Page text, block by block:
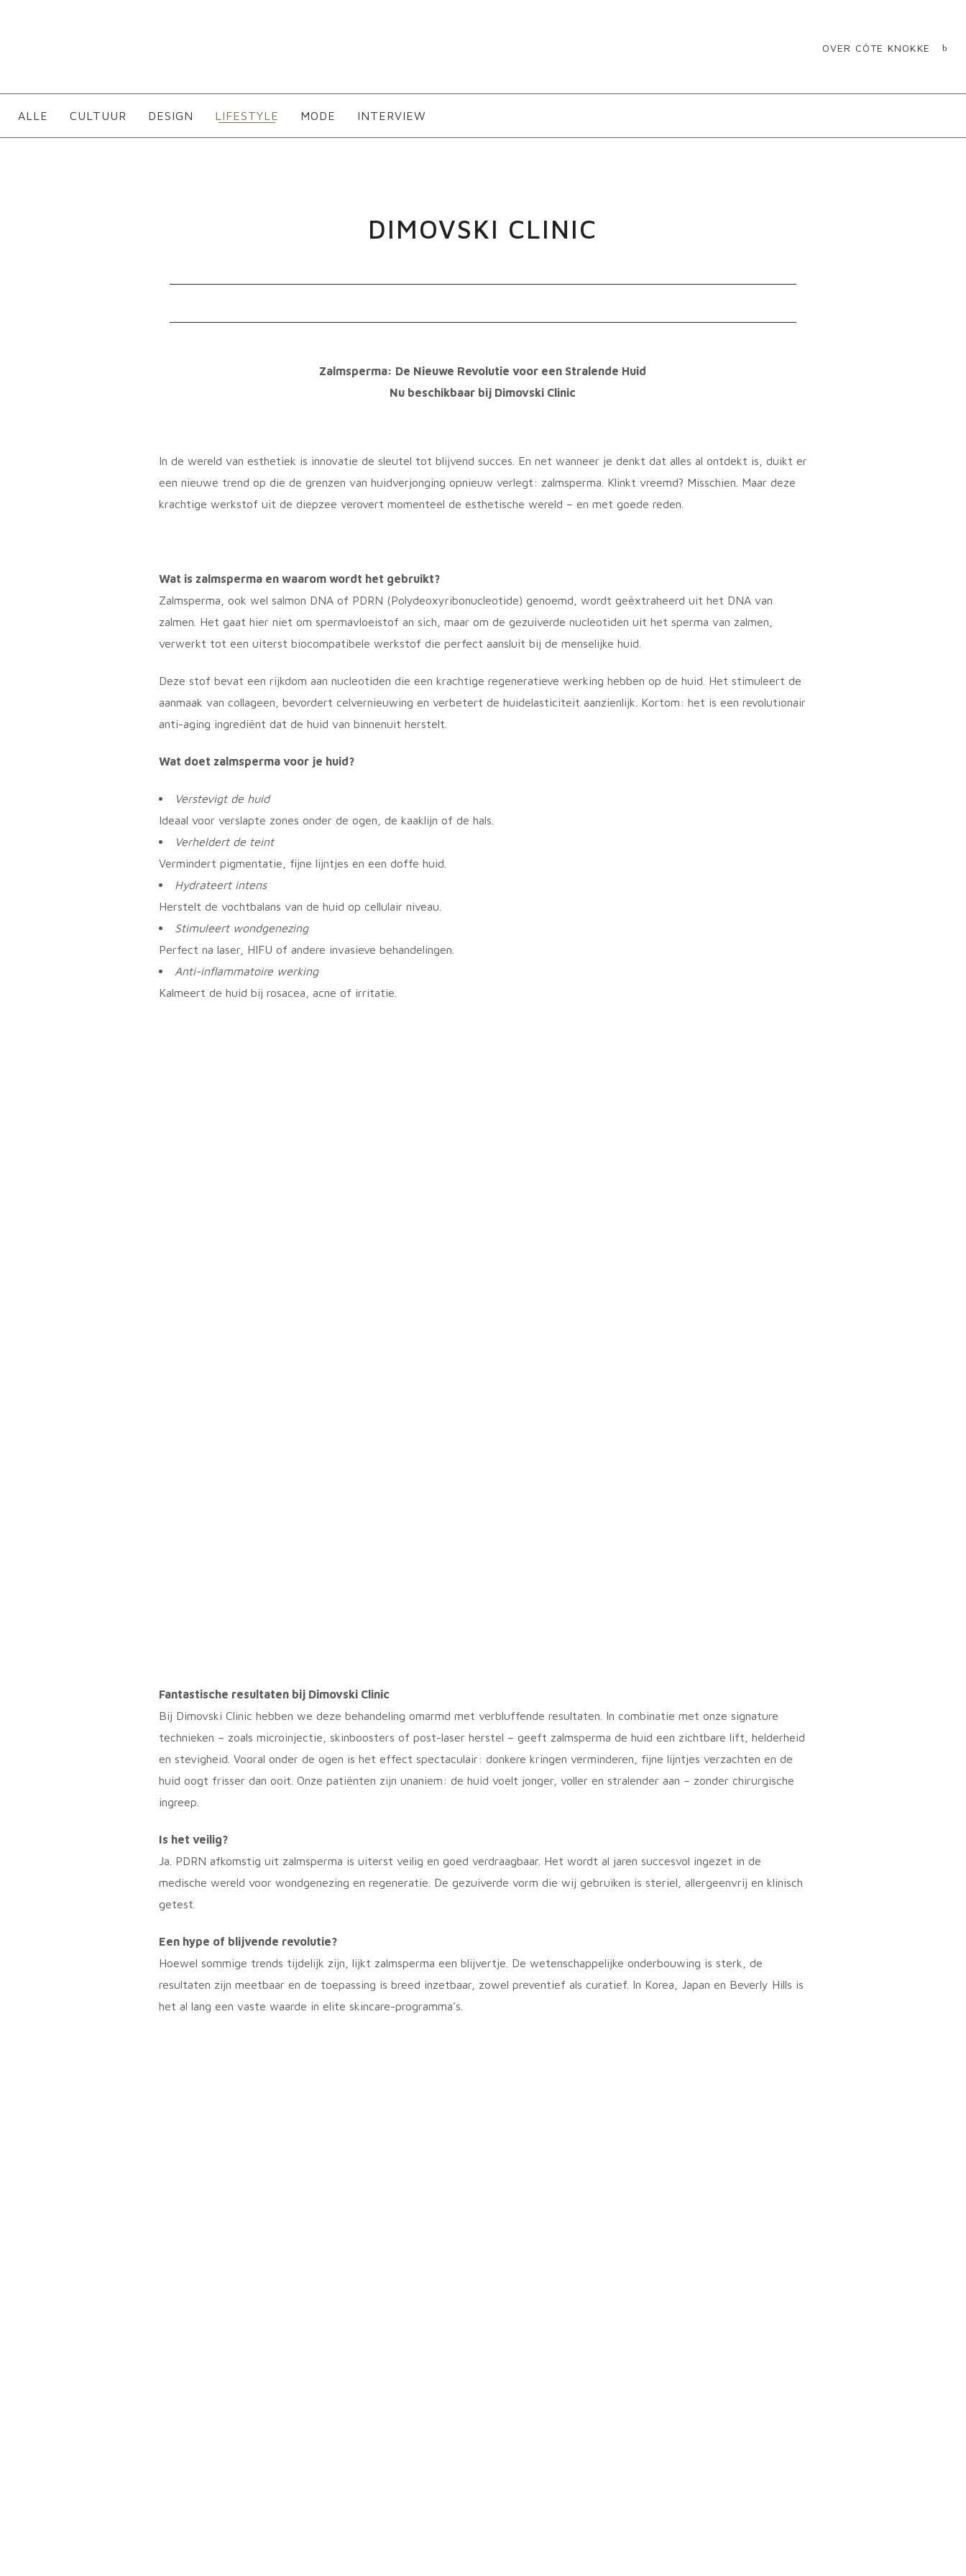
OVER CÔTE KNOKKE
ALLE CULTUUR DESIGN LIFESTYLE MODE INTERVIEW
DIMOVSKI CLINIC
Zalmsperma: De Nieuwe Revolutie voor een Stralende Huid
Nu beschikbaar bij Dimovski Clinic
In de wereld van esthetiek is innovatie de sleutel tot blijvend succes. En net wanneer je denkt dat alles al ontdekt is, duikt er
een nieuwe trend op die de grenzen van huidverjonging opnieuw verlegt: zalmsperma. Klinkt vreemd? Misschien. Maar deze
krachtige werkstof uit de diepzee verovert momenteel de esthetische wereld – en met goede reden.
Wat is zalmsperma en waarom wordt het gebruikt?
Zalmsperma, ook wel salmon DNA of PDRN (Polydeoxyribonucleotide) genoemd, wordt geëxtraheerd uit het DNA van
zalmen. Het gaat hier niet om spermavloeistof an sich, maar om de gezuiverde nucleotiden uit het sperma van zalmen,
verwerkt tot een uiterst biocompatibele werkstof die perfect aansluit bij de menselijke huid.
Deze stof bevat een rijkdom aan nucleotiden die een krachtige regeneratieve werking hebben op de huid. Het stimuleert de
aanmaak van collageen, bevordert celvernieuwing en verbetert de huidelasticiteit aanzienlijk. Kortom: het is een revolutionair
anti-aging ingrediënt dat de huid van binnenuit herstelt.
Wat doet zalmsperma voor je huid?
Verstevigt de huid
Ideaal voor verslapte zones onder de ogen, de kaaklijn of de hals.
Verheldert de teint
Vermindert pigmentatie, fijne lijntjes en een doffe huid.
Hydrateert intens
Herstelt de vochtbalans van de huid op cellulair niveau.
Stimuleert wondgenezing
Perfect na laser, HIFU of andere invasieve behandelingen.
Anti-inflammatoire werking
Kalmeert de huid bij rosacea, acne of irritatie.
Fantastische resultaten bij Dimovski Clinic
Bij Dimovski Clinic hebben we deze behandeling omarmd met verbluffende resultaten. In combinatie met onze signature
technieken – zoals microinjectie, skinboosters of post-laser herstel – geeft zalmsperma de huid een zichtbare lift, helderheid
en stevigheid. Vooral onder de ogen is het effect spectaculair: donkere kringen verminderen, fijne lijntjes verzachten en de
huid oogt frisser dan ooit. Onze patiënten zijn unaniem: de huid voelt jonger, voller en stralender aan – zonder chirurgische
ingreep.
Is het veilig?
Ja. PDRN afkomstig uit zalmsperma is uiterst veilig en goed verdraagbaar. Het wordt al jaren succesvol ingezet in de
medische wereld voor wondgenezing en regeneratie. De gezuiverde vorm die wij gebruiken is steriel, allergeenvrij en klinisch
getest.
Een hype of blijvende revolutie?
Hoewel sommige trends tijdelijk zijn, lijkt zalmsperma een blijvertje. De wetenschappelijke onderbouwing is sterk, de
resultaten zijn meetbaar en de toepassing is breed inzetbaar, zowel preventief als curatief. In Korea, Japan en Beverly Hills is
het al lang een vaste waarde in elite skincare-programma’s.